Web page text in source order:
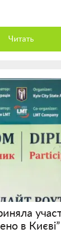
Читать
в Києві”